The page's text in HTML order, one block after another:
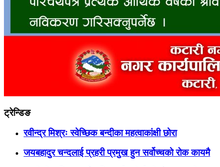
ट्रेन्डिङ
रवीन्द्र मिश्रः स्वेच्छिक बन्दीका महत्वाकांक्षी छोरा
जयबहादुर चन्दलाई प्रहरी प्रमुख हुन सर्वोच्चको रोक कायमै